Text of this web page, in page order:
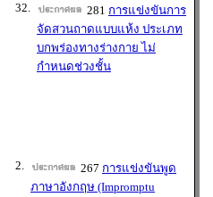
32. 281 การแข่งขันการ
จัดสวนถาดแบบแห้ง ประเภท
บกพร่องทางร่างกาย ไม่
กำหนดช่วงชั้น
2. 267 การแข่งขันพูด
ภาษาอังกฤษ (Impromptu